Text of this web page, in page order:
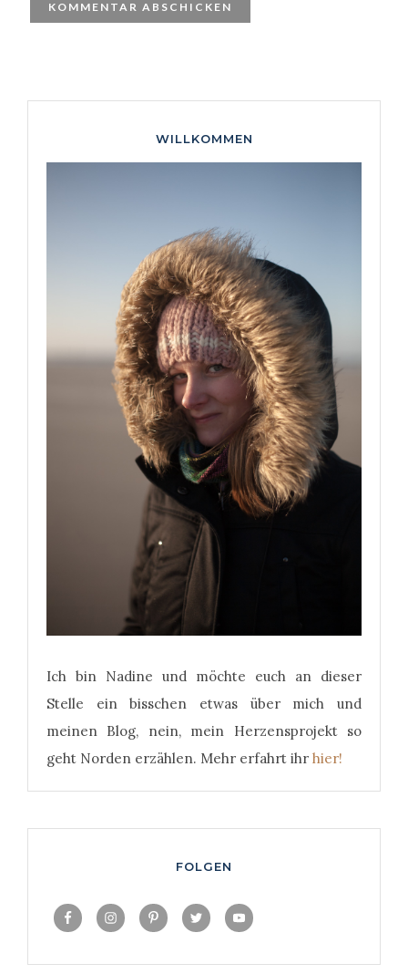
WILLKOMMEN
Ich bin Nadine und möchte euch an dieser
Stelle ein bisschen etwas über mich und
meinen Blog, nein, mein Herzensprojekt so
geht Norden erzählen. Mehr erfahrt ihr hier!
FOLGEN